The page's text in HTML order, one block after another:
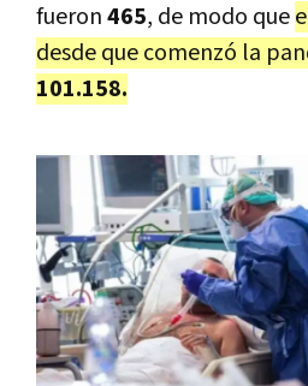
fueron465, de modo que
desde que comenzó la
101.158.